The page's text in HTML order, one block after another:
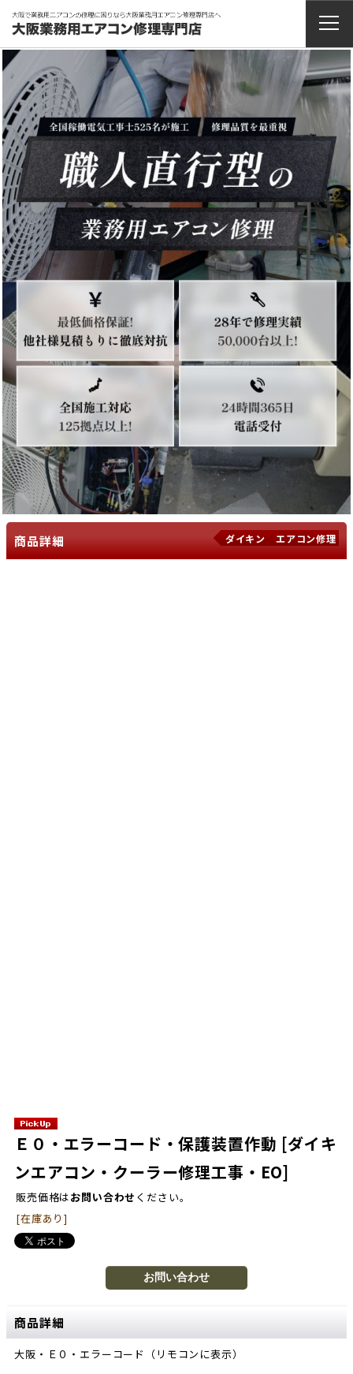
商品詳細 ダイキン エアコン修理
Ｅ０・エラーコード・保護装置作動 [ダイキ
ンエアコン・クーラー修理工事・EO]
販売価格はお問い合わせ ください。
[在庫あり]
商品詳細
大阪・Ｅ０・エラーコード（リモコンに表示）